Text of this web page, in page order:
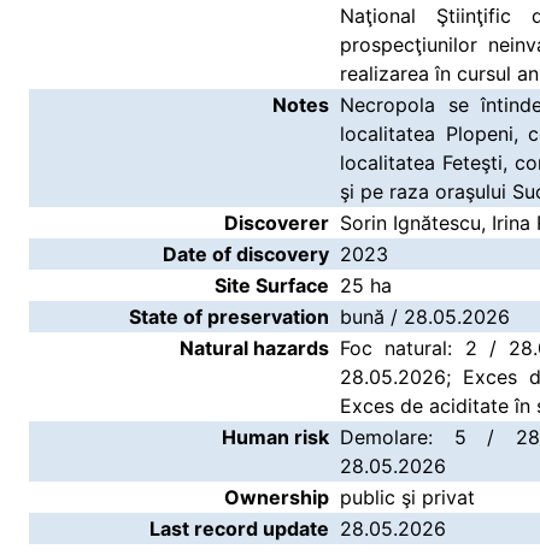
Naţional Ştiinţific
prospecţiunilor
realizarea în cursul
Notes Necropola se
localitatea Plopeni,
localitatea Feteşti,
şi pe raza oraşului
Discoverer Sorin Ignătescu, Irina
Date of discovery 2023
Site Surface 25 ha
State of preservation bună / 28.05.2026
Natural hazards Foc natural: 2 /
28.05.2026; Exces
Exces de aciditate
Human risk Demolare: 5 /
28.05.2026
Ownership public şi privat
Last record update 28.05.2026